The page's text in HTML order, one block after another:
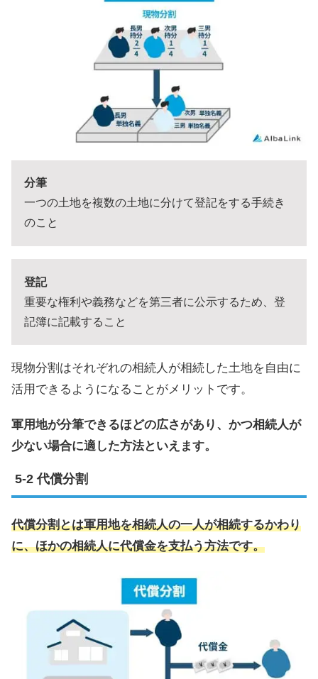
分筆
一つの土地を複数の土地に分けて登記をする手続き
のこと
登記
重要な権利や義務などを第三者に公示するため、登
記簿に記載すること
現物分割はそれぞれの相続人が相続した土地を自由に
活用できるようになることがメリットです。
軍用地が分筆できるほどの広さがあり、かつ相続人が
少ない場合に適した方法といえます。
代償分割
代償分割とは軍用地を相続人の一人が相続するかわり
に、ほかの相続人に代償金を支払う方法です。